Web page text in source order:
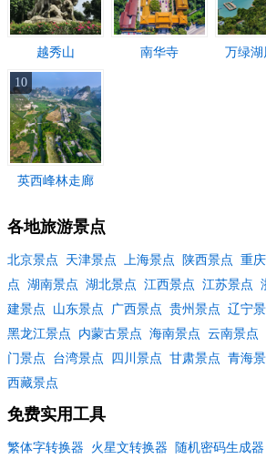
越秀山 南华寺 万绿湖
10
英西峰林走廊
各地旅游景点
北京景点 天津景点 上海景点 陕西景点 重
点 湖南景点 湖北景点 江西景点 江苏景点
建景点
山东景点 广西景点 贵州景点 辽宁
黑龙江景点
内蒙古景点 海南景点 云南景点
门景点
台湾景点 四川景点 甘肃景点 青海
西藏景点
免费实用工具
繁体字转换器 火星文转换器 随机密码生成器